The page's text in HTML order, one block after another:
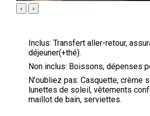
‹ ›
Inclus: Transfert aller-retour,
déjeuner(+thé).
Non inclus: Boissons, dépenses
N'oubliez pas: Casquette, crème
lunettes de soleil, vêtements
maillot de bain, serviettes.